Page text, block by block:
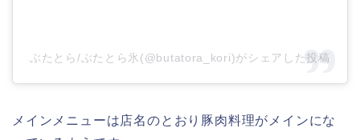
ぶたとら/ぶたとら氷(@butatora_kori)がシェアした投稿
メインメニューは店名のとおり豚肉料理がメインにな